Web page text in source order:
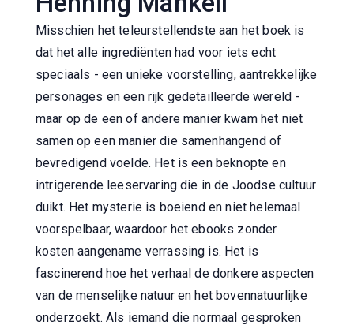
Misschien het teleurstellendste aan het boek is
dat het alle ingrediënten had voor iets echt
speciaals - een unieke voorstelling, aantrekkelijke
personages en een rijk gedetailleerde wereld -
maar op de een of andere manier kwam het niet
samen op een manier die samenhangend of
bevredigend voelde. Het is een beknopte en
intrigerende leeservaring die in de Joodse cultuur
duikt. Het mysterie is boeiend en niet helemaal
voorspelbaar, waardoor het ebooks zonder
kosten aangename verrassing is. Het is
fascinerend hoe het verhaal de donkere aspecten
van de menselijke natuur en het bovennatuurlijke
onderzoekt. Als iemand die normaal gesproken